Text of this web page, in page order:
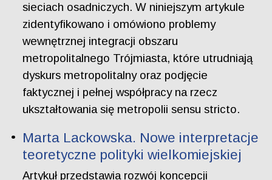
sieciach osadniczych. W niniejszym artykule
zidentyfikowano i omówiono problemy
wewnętrznej integracji obszaru
metropolitalnego Trójmiasta, które utrudniają
dyskurs metropolitalny oraz podjęcie
faktycznej i pełnej współpracy na rzecz
ukształtowania się metropolii sensu stricto.
Marta Lackowska. Nowe interpretacje
teoretyczne polityki wielkomiejskiej
Artykuł przedstawia rozwój koncepcji